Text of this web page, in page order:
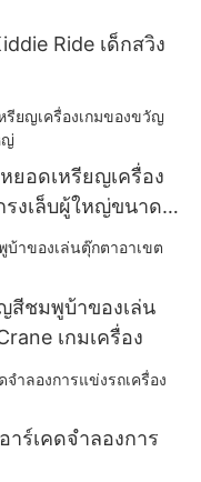
Ride เด็กสวิง
อดเหรียญเครื่อง
รงเล็บผู้ใหญ่ขนาด
สีชมพูบ้าของเล่น
เกมเครื่อง
าร์เคดจำลองการ